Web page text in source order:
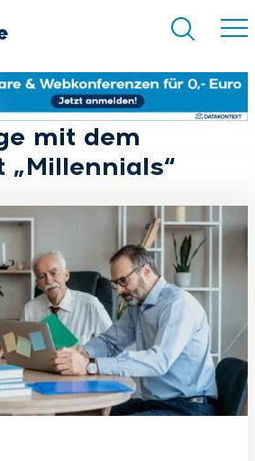
Suchen
mit dem
„Millennials“